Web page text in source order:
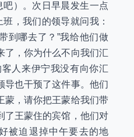
）。次日早晨发生一点
，我们的领导就问我：
到哪去了？”我给他们做
了，你为什么不向我们汇
人来伊宁我没有向你汇
导也干预了这件事。他们
蒙，请你把王蒙给我们带
了王蒙住的宾馆，他们对
被迫退掉中午要去的地